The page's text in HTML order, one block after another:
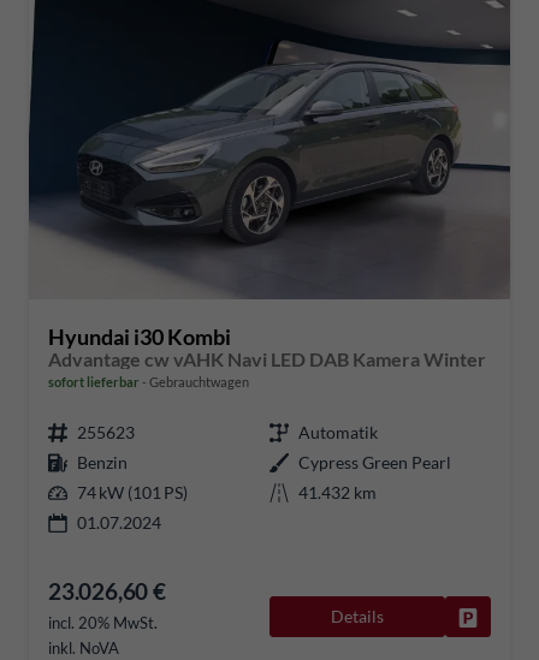
Hyundai i30 Kombi
Advantage cw vAHK Navi LED DAB Kamera Winter
sofort lieferbar Gebrauchtwagen
255623
Automatik
Benzin
Cypress Green Pearl
74 kW (101 PS)
41.432 km
01.07.2024
23.026,60 €
incl. 20% MwSt.
inkl. NoVA
Details